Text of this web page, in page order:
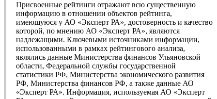
Присвоенные рейтинги отражают всю существенную
информацию в отношении объектов рейтинга,
имеющуюся у АО «Эксперт РА», достоверность и качество
которой, по мнению АО «Эксперт РА», являются
надлежащими. Ключевыми источниками информации,
использованными в рамках рейтингового анализа,
являлись данные Министерства финансов Ульяновской
области, Федеральной службы государственной
статистики РФ, Министерства экономического развития
РФ, Министерства финансов РФ, а также данные АО
«Эксперт РА». Информация, используемая АО «Эксперт